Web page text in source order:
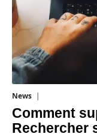
News
Comment
Rechercher